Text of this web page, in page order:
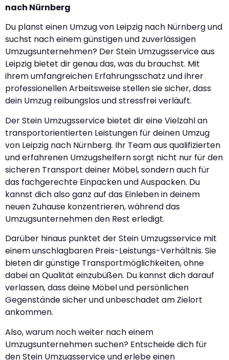
nach Nürnberg
Du planst einen Umzug von Leipzig nach Nürnberg und
suchst nach einem günstigen und zuverlässigen
Umzugsunternehmen? Der Stein Umzugsservice aus
Leipzig bietet dir genau das, was du brauchst. Mit
ihrem umfangreichen Erfahrungsschatz und ihrer
professionellen Arbeitsweise stellen sie sicher, dass
dein Umzug reibungslos und stressfrei verläuft.
Der Stein Umzugsservice bietet dir eine Vielzahl an
transportorientierten Leistungen für deinen Umzug
von Leipzig nach Nürnberg. Ihr Team aus qualifizierten
und erfahrenen Umzugshelfern sorgt nicht nur für den
sicheren Transport deiner Möbel, sondern auch für
das fachgerechte Einpacken und Auspacken. Du
kannst dich also ganz auf das Einleben in deinem
neuen Zuhause konzentrieren, während das
Umzugsunternehmen den Rest erledigt.
Darüber hinaus punktet der Stein Umzugsservice mit
einem unschlagbaren Preis-Leistungs-Verhältnis. Sie
bieten dir günstige Transportmöglichkeiten, ohne
dabei an Qualität einzubüßen. Du kannst dich darauf
verlassen, dass deine Möbel und persönlichen
Gegenstände sicher und unbeschadet am Zielort
ankommen.
Also, warum noch weiter nach einem
Umzugsunternehmen suchen? Entscheide dich für
den Stein Umzugsservice und erlebe einen